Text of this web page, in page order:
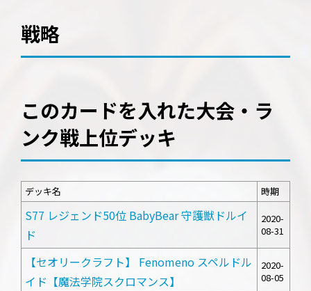
戦略
このカードを入れた大会・ラ
ンク戦上位デッキ
デッキ名 時期
S77 レジェンド50位 BabyBear 守護獣ドルイ
ド
2020-
08-31
【セオリークラフト】 Fenomeno スペルドル
イド【魔法学院スクロマンス】
2020-
08-05